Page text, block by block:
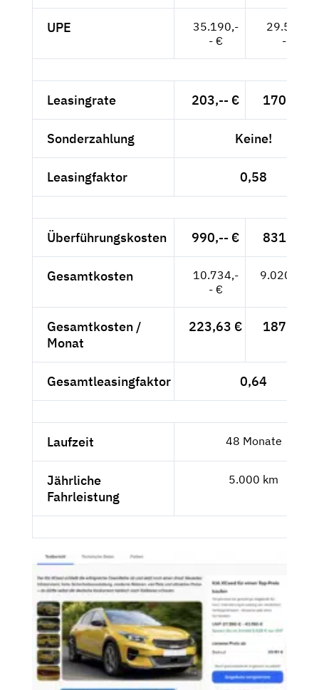
UPE
35.190,-
- €
29.571,-
- €
Leasingrate 203,-- € 170,59 €
Sonderzahlung Keine!
Leasingfaktor 0,58
Überführungskosten 990,-- € 831,93 €
Gesamtkosten
10.734,-
- €
9.020,17 €
Gesamtkosten /
Monat
223,63 € 187,92 €
Gesamtleasingfaktor 0,64
Laufzeit 48 Monate
Jährliche
Fahrleistung
5.000 km